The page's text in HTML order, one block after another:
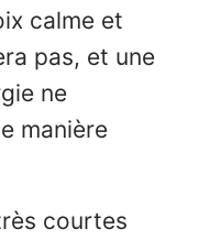
calme et
pas, et une
ne
manière
courtes